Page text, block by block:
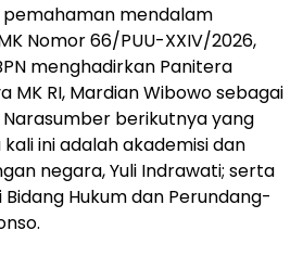
mendalam
Nomor 66/PUU-XXIV/2026,
menghadirkan Panitera
MK RI, Mardian Wibowo sebagai
berikutnya yang
ini adalah akademisi dan
negara, Yuli Indrawati; serta
Hukum dan Perundang-